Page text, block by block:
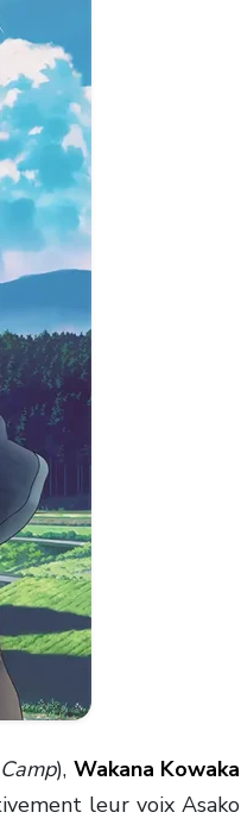
), Wakana ‌Kowaka
leur voix Asako